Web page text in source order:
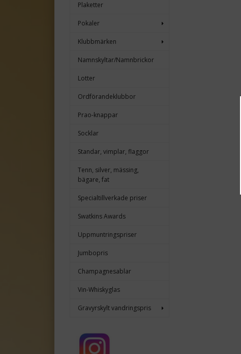
Plaketter
Pokaler
Klubbmärken
Namnskyltar/Namnbrickor
Lotter
Ordförandeklubbor
Prao-knappar
Socklar
Standar, vimplar, flaggor
Tenn, silver, mässing,
bägare, fat
Specialtillverkade priser
Swatkins Awards
Uppmuntringspriser
Jumbopris
Champagnesablar
Vin-Whiskyglas
Gravyrskylt vandringspris